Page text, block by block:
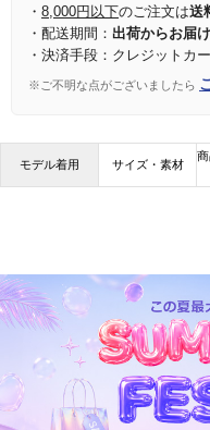
・ 8,000円以下のご注文は送
・配送期間： 出荷からお届
・決済手段：クレジットカ
※ご不明な点がございましたら
モデル着用 サイズ・素材